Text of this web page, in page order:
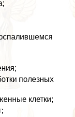
полезных
клетки;